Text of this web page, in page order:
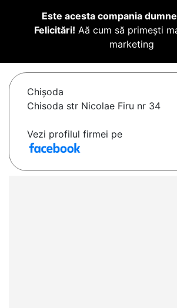
Este acesta compania
Felicitări! Aă cum să primești
marketing
Chişoda
Chisoda str Nicolae Firu nr 34
Vezi profilul firmei pe